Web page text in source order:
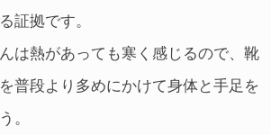
証拠です。
は熱があっても寒く感じるので、靴
普段より多めにかけて身体と手足を
。